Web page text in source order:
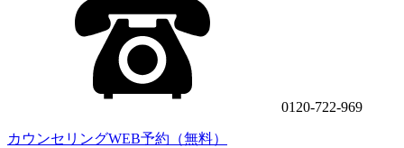
0120-722-969
カウンセリングWEB予約（無料）